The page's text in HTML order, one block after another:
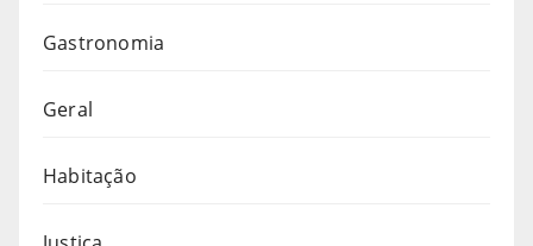
Gastronomia
Geral
Habitação